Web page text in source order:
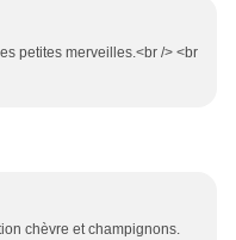
petites merveilles.<br /> <br
chèvre et champignons.